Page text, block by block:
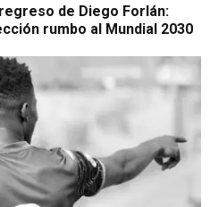
de Diego Forlán:
rumbo al Mundial 2030